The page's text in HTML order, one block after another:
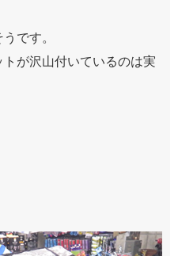
です。
が沢山付いているのは実